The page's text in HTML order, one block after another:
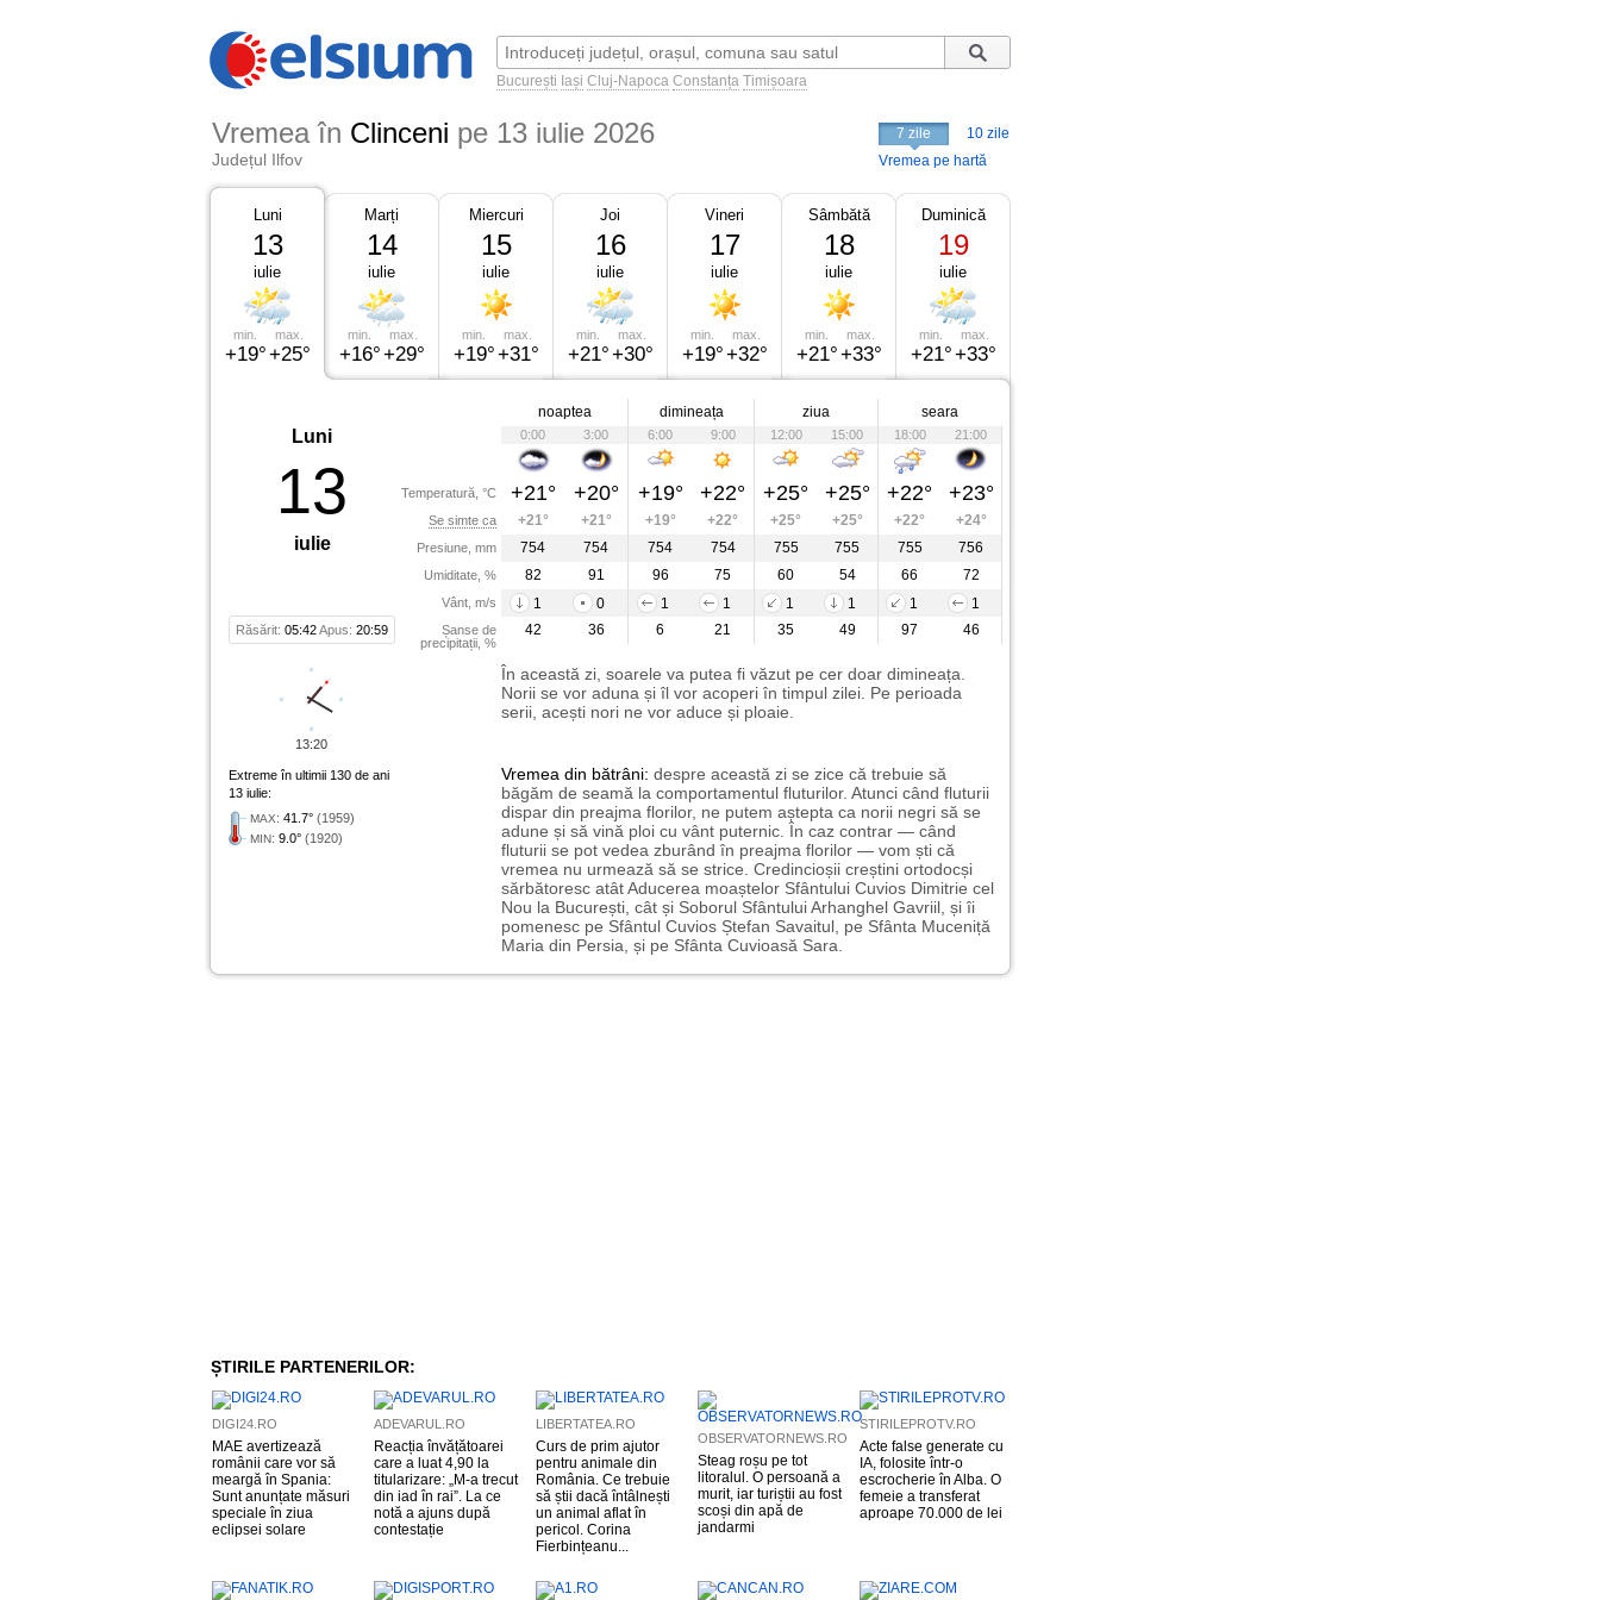
București Iași Cluj-Napoca Constanța Timișoara
Vremea în Clinceni pe 13 iulie 2026
Județul Ilfov
7 zile
10 zile
Vremea pe hartă
Luni
13
iulie
min.
+19°
max.
+25°
Marți
14
iulie
min.
+16°
max.
+29°
Miercuri
15
iulie
min.
+19°
max.
+31°
Joi
16
iulie
min.
+21°
max.
+30°
Vineri
17
iulie
min.
+19°
max.
+32°
Sâmbătă
18
iulie
min.
+21°
max.
+33°
Duminică
19
iulie
min.
+21°
max.
+33°
Luni
13
iulie
Răsărit: 05:42Apus: 20:59
Temperatură, °C
Se simte ca
Presiune, mm
Umiditate, %
Vânt, m/s
Șanse de
precipitații, %
noaptea dimineața ziua seara
0:00 3:00 6:00 9:00 12:00 15:00 18:00 21:00
+21° +20° +19° +22° +25° +25° +22° +23°
+21° +21° +19° +22° +25° +25° +22°
+24°
754
754 754 754 755 755 755
756
82
91 96 75 60 54 66
72
1
0 1 1 1 1 1
1
42
36 6 21 35 49 97 46
În această zi, soarele va putea fi văzut pe cer doar dimineața.
Norii se vor aduna și îl vor acoperi în timpul zilei. Pe perioada
serii, acești nori ne vor aduce și ploaie.
Extreme în ultimii 130 de ani
13 iulie:
MAX: 41.7° (1959)
MIN: 9.0° (1920)
Vremea din bătrâni: despre această zi se zice că trebuie să
băgăm de seamă la comportamentul fluturilor. Atunci când fluturii
dispar din preajma florilor, ne putem aștepta ca norii negri să se
adune și să vină ploi cu vânt puternic. În caz contrar — când
fluturii se pot vedea zburând în preajma florilor — vom ști că
vremea nu urmează să se strice. Credincioșii creștini ortodocși
sărbătoresc atât Aducerea moaștelor Sfântului Cuvios Dimitrie cel
Nou la București, cât și Soborul Sfântului Arhanghel Gavriil, și îi
pomenesc pe Sfântul Cuvios Ștefan Savaitul, pe Sfânta Muceniță
Maria din Persia, și pe Sfânta Cuvioasă Sara.
13:20
ȘTIRILE PARTENERILOR:
DIGI24.RO
MAE avertizează
românii care vor să
meargă în Spania:
Sunt anunțate măsuri
speciale în ziua
eclipsei solare
ADEVARUL.RO
Reacția învățătoarei
care a luat 4,90 la
titularizare: „M-a trecut
din iad în rai”. La ce
notă a ajuns după
contestație
LIBERTATEA.RO
Curs de prim ajutor
pentru animale din
România. Ce trebuie
să știi dacă întâlnești
un animal aflat în
pericol. Corina
Fierbințeanu...
OBSERVATORNEWS.RO
Steag roșu pe tot
litoralul. O persoană a
murit, iar turiștii au fost
scoși din apă de
jandarmi
STIRILEPROTV.RO
Acte false generate cu
IA, folosite într-o
escrocherie în Alba. O
femeie a transferat
aproape 70.000 de lei